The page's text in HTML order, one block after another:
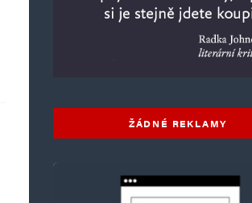
ŽÁDNÉ REKLAMY